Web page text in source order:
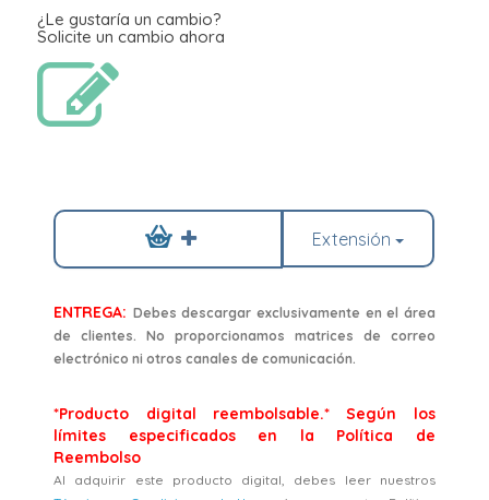
¿Le gustaría un cambio?
Solicite un cambio ahora
Extensión
ENTREGA: Debes descargar exclusivamente en el área
de clientes. No proporcionamos matrices de correo
electrónico ni otros canales de comunicación.
*Producto digital reembolsable.* Según los
límites especificados en la Política de
Reembolso
Al adquirir este producto digital, debes leer nuestros